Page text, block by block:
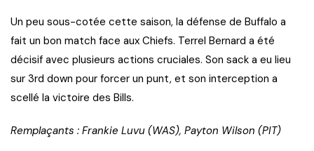
Un peu sous-cotée cette saison, la défense de Buffalo a
fait un bon match face aux Chiefs. Terrel Bernard a été
décisif avec plusieurs actions cruciales. Son sack a eu lieu
sur 3rd down pour forcer un punt, et son interception a
scellé la victoire des Bills.
Remplaçants : Frankie Luvu (WAS), Payton Wilson (PIT)